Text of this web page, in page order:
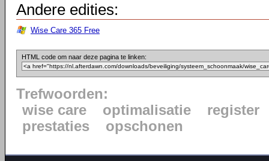
Andere edities:
Wise Care 365 Free
HTML code om naar deze pagina te linken:
Trefwoorden:
wise care
optimalisatie
register
prestaties
opschonen